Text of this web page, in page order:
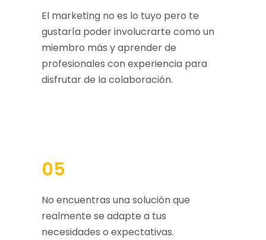
El marketing no es lo tuyo pero te
gustaría poder involucrarte como un
miembro más y aprender de
profesionales con experiencia para
disfrutar de la colaboración.
05
No encuentras una solución que
realmente se adapte a tus
necesidades o expectativas.